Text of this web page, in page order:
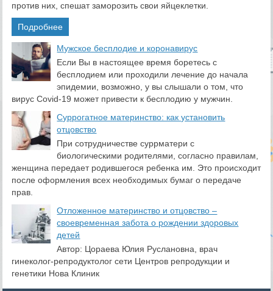
против них, спешат заморозить свои яйцеклетки.
Подробнее
​Мужское бесплодие и коронавирус
Если Вы в настоящее время боретесь с
бесплодием или проходили лечение до начала
эпидемии, возможно, у вы слышали о том, что
вирус Covid-19 может привести к бесплодию у мужчин.
Суррогатное материнство: как установить
отцовство
При сотрудничестве суррматери с
биологическими родителями, согласно правилам,
женщина передает родившегося ребенка им. Это происходит
после оформления всех необходимых бумаг о передаче
прав.
Отложенное материнство и отцовство –
своевременная забота о рождении здоровых
детей
Автор: Цораева Юлия Руслановна, врач
гинеколог-репродуктолог сети Центров репродукции и
генетики Нова Клиник